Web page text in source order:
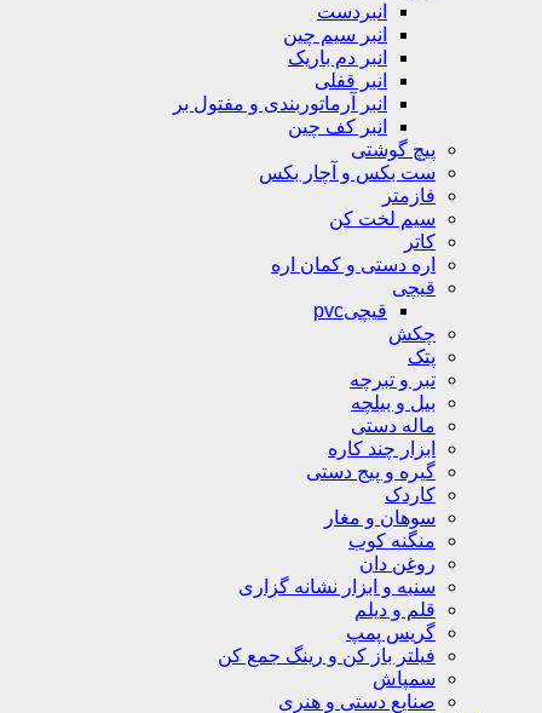
انبردست
انبر سیم چین
انبر دم باریک
انبر قفلی
انبر آرماتوربندی و مفتول بر
انبر کف چین
پیچ گوشتی
ست بکس و آچار بکس
فازمتر
سیم لخت کن
کاتر
اره دستی و کمان اره
قیچی
قیچیpvc
چکش
پتک
تبر و تبرچه
بیل و بیلچه
ماله دستی
ابزار چند کاره
گیره و پیج دستی
کاردک
سوهان و مغار
منگنه کوب
روغن دان
سنبه و ابزار نشانه گزاری
قلم و دیلم
گریس پمپ
فیلتر باز کن و رینگ جمع کن
سمپاش
صنایع دستی و هنری